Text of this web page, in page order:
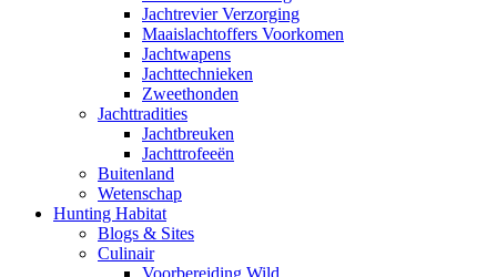
Jachtrevier Verzorging
Maaislachtoffers Voorkomen
Jachtwapens
Jachttechnieken
Zweethonden
Jachttradities
Jachtbreuken
Jachttrofeeën
Buitenland
Wetenschap
Hunting Habitat
Blogs & Sites
Culinair
Voorbereiding Wild